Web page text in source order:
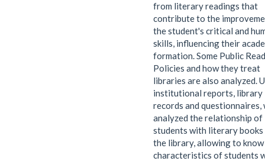
from literary readings that
contribute to the
the student's critical and
skills, influencing their
formation. Some Public
Policies and how they treat
libraries are also analyzed.
institutional reports, library
records and questionnaires,
analyzed the relationship of
students with literary books
the library, allowing to know
characteristics of students